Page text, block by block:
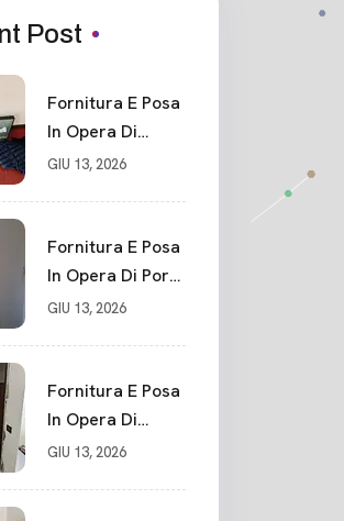
Post
Fornitura E Posa
In Opera Di
Portone Blindato
Blindato
Spessore 44 Mm
Serratura
GIU 13, 2026
Fornitura E Posa
In Opera Di Porte
Interne Sarzana
GIU 13, 2026
Fornitura E Posa
In Opera Di
Nuovo Portone
GIU 13, 2026